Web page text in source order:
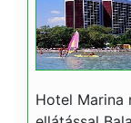
Hotel Marina